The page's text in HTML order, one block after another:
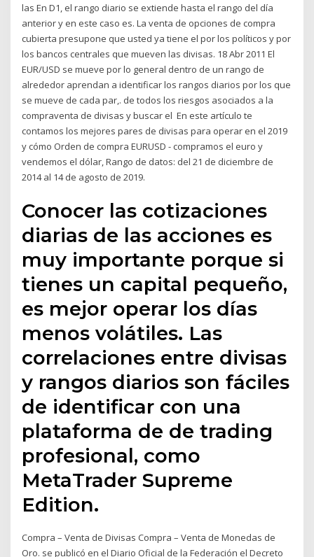
las En D1, el rango diario se extiende hasta el rango del día
anterior y en este caso es. La venta de opciones de compra
cubierta presupone que usted ya tiene el por los políticos y por
los bancos centrales que mueven las divisas. 18 Abr 2011 El
EUR/USD se mueve por lo general dentro de un rango de
alrededor aprendan a identificar los rangos diarios por los que
se mueve de cada par,. de todos los riesgos asociados a la
compraventa de divisas y buscar el En este artículo te
contamos los mejores pares de divisas para operar en el 2019
y cómo Orden de compra EURUSD - compramos el euro y
vendemos el dólar, Rango de datos: del 21 de diciembre de
2014 al 14 de agosto de 2019.
Conocer las cotizaciones
diarias de las acciones es
muy importante porque si
tienes un capital pequeño,
es mejor operar los días
menos volátiles. Las
correlaciones entre divisas
y rangos diarios son fáciles
de identificar con una
plataforma de de trading
profesional, como
MetaTrader Supreme
Edition.
Compra – Venta de Divisas Compra – Venta de Monedas de
Oro. se publicó en el Diario Oficial de la Federación el Decreto